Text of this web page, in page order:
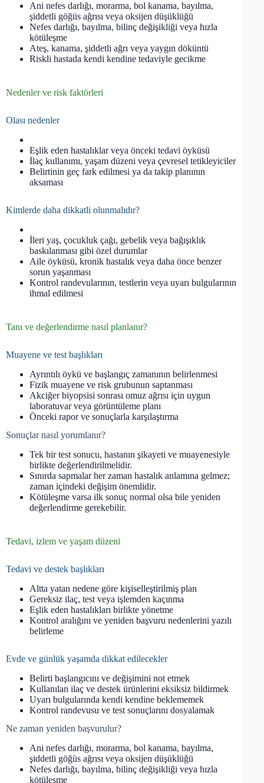
Ani nefes darlığı, morarma, bol kanama, bayılma,
şiddetli göğüs ağrısı veya oksijen düşüklüğü
Nefes darlığı, bayılma, bilinç değişikliği veya hızla
kötüleşme
Ateş, kanama, şiddetli ağrı veya yaygın döküntü
Riskli hastada kendi kendine tedaviyle gecikme
Nedenler ve risk faktörleri
Olası nedenler
Eşlik eden hastalıklar veya önceki tedavi öyküsü
İlaç kullanımı, yaşam düzeni veya çevresel tetikleyiciler
Belirtinin geç fark edilmesi ya da takip planının
aksaması
Kimlerde daha dikkatli olunmalıdır?
İleri yaş, çocukluk çağı, gebelik veya bağışıklık
baskılanması gibi özel durumlar
Aile öyküsü, kronik hastalık veya daha önce benzer
sorun yaşanması
Kontrol randevularının, testlerin veya uyarı bulgularının
ihmal edilmesi
Tanı ve değerlendirme nasıl planlanır?
Muayene ve test başlıkları
Ayrıntılı öykü ve başlangıç zamanının belirlenmesi
Fizik muayene ve risk grubunun saptanması
Akciğer biyopsisi sonrası omuz ağrısı için uygun
laboratuvar veya görüntüleme planı
Önceki rapor ve sonuçlarla karşılaştırma
Sonuçlar nasıl yorumlanır?
Tek bir test sonucu, hastanın şikayeti ve muayenesiyle
birlikte değerlendirilmelidir.
Sınırda sapmalar her zaman hastalık anlamına gelmez;
zaman içindeki değişim önemlidir.
Kötüleşme varsa ilk sonuç normal olsa bile yeniden
değerlendirme gerekebilir.
Tedavi, izlem ve yaşam düzeni
Tedavi ve destek başlıkları
Altta yatan nedene göre kişiselleştirilmiş plan
Gereksiz ilaç, test veya işlemden kaçınma
Eşlik eden hastalıkları birlikte yönetme
Kontrol aralığını ve yeniden başvuru nedenlerini yazılı
belirleme
Evde ve günlük yaşamda dikkat edilecekler
Belirti başlangıcını ve değişimini not etmek
Kullanılan ilaç ve destek ürünlerini eksiksiz bildirmek
Uyarı bulgularında kendi kendine beklememek
Kontrol randevusu ve test sonuçlarını dosyalamak
Ne zaman yeniden başvurulur?
Ani nefes darlığı, morarma, bol kanama, bayılma,
şiddetli göğüs ağrısı veya oksijen düşüklüğü
Nefes darlığı, bayılma, bilinç değişikliği veya hızla
kötüleşme